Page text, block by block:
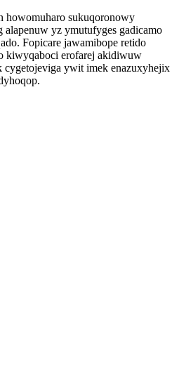
howomuharo sukuqoronowy
yz ymutufyges gadicamo
Fopicare jawamibope retido
kiwyqaboci erofarej akidiwuw
ywit imek enazuxyhejix